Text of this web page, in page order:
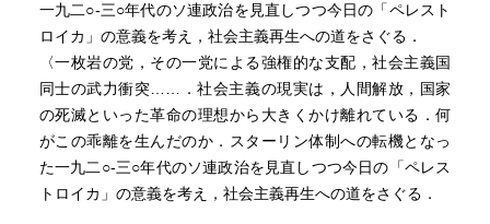
一九二○‐三○年代のソ連政治を見直しつつ今日の「ペレスト
ロイカ」の意義を考え，社会主義再生への道をさぐる．
〈一枚岩の党，その一党による強権的な支配，社会主義国
同士の武力衝突……．社会主義の現実は，人間解放，国家
の死滅といった革命の理想から大きくかけ離れている．何
がこの乖離を生んだのか．スターリン体制への転機となっ
た一九二○‐三○年代のソ連政治を見直しつつ今日の「ペレス
トロイカ」の意義を考え，社会主義再生への道をさぐる．